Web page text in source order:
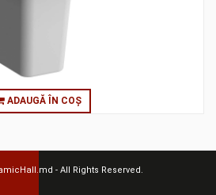
ADAUGĂ ÎN COȘ
- All Rights Reserved.